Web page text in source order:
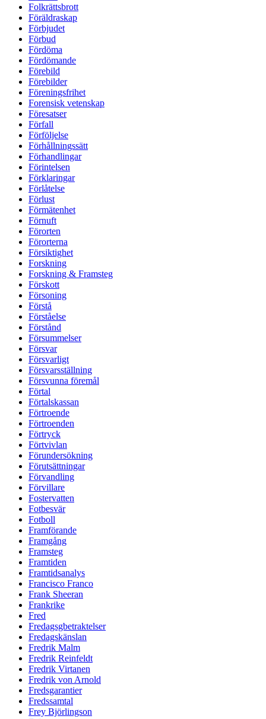
Folkrättsbrott
Föräldraskap
Förbjudet
Förbud
Fördöma
Fördömande
Förebild
Förebilder
Föreningsfrihet
Forensisk vetenskap
Föresatser
Förfall
Förföljelse
Förhållningssätt
Förhandlingar
Förintelsen
Förklaringar
Förlåtelse
Förlust
Förmätenhet
Förnuft
Förorten
Förorterna
Försiktighet
Forskning
Forskning & Framsteg
Förskott
Försoning
Förstå
Förståelse
Förstånd
Försummelser
Försvar
Försvarligt
Försvarsställning
Försvunna föremål
Förtal
Förtalskassan
Förtroende
Förtroenden
Förtryck
Förtvivlan
Förundersökning
Förutsättningar
Förvandling
Förvillare
Fostervatten
Fotbesvär
Fotboll
Framförande
Framgång
Framsteg
Framtiden
Framtidsanalys
Francisco Franco
Frank Sheeran
Frankrike
Fred
Fredagsgbetraktelser
Fredagskänslan
Fredrik Malm
Fredrik Reinfeldt
Fredrik Virtanen
Fredrik von Arnold
Fredsgarantier
Fredssamtal
Frey Björlingson